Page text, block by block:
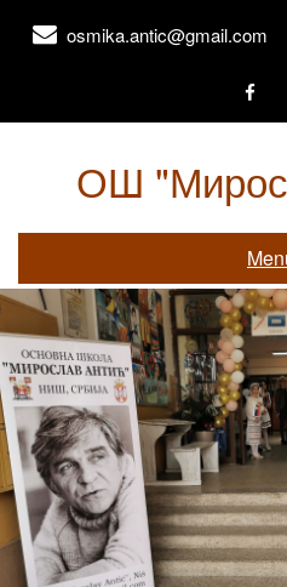
osmika.antic@gmail.com
ОШ